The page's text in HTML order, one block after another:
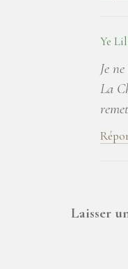
Ye
Je
La
Laisser